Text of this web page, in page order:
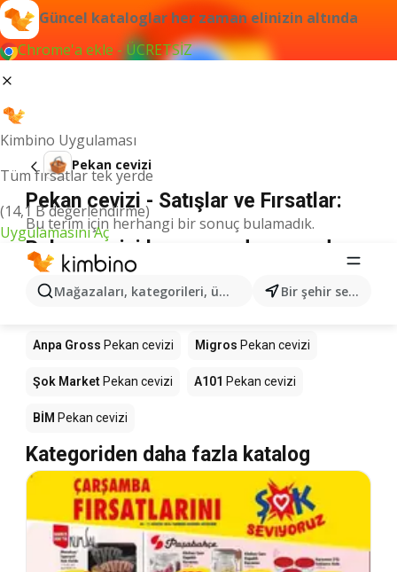
Güncel kataloglar her zaman elinizin altında
Chrome'a ekle - ÜCRETSİZ
Kimbino Uygulaması
Tüm fırsatlar tek yerde
(14,1 B değerlendirme)
Uygulamasını Aç
Mağazaları, kategorileri, ürünleri arayın... Bir şehir seçin
Pekan cevizi
Pekan cevizi - Satışlar ve Fırsatlar:
Bu terim için herhangi bir sonuç bulamadık.
Pekan cevizi kampanyada - nereden
alınır?
Anpa Gross Pekan cevizi Migros Pekan cevizi
Şok Market Pekan cevizi A101 Pekan cevizi
BİM Pekan cevizi
Kategoriden daha fazla katalog